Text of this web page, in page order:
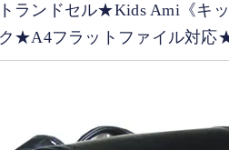
ランドセル★Kids Ami《キ
★A4フラットファイル対応